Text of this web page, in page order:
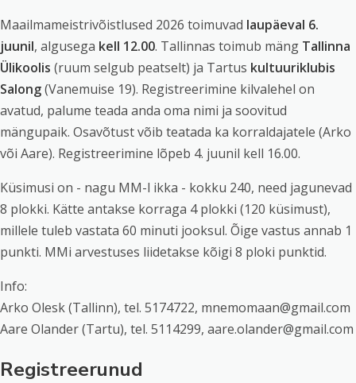
Maailmameistrivõistlused 2026 toimuvad laupäeval 6.
juunil, algusega kell 12.00. Tallinnas toimub mäng Tallinna
Ülikoolis (ruum selgub peatselt) ja Tartus kultuuriklubis
Salong(Vanemuise 19). Registreerimine kilvalehel on
avatud, palume teada anda oma nimi ja soovitud
mängupaik. Osavõtust võib teatada ka korraldajatele (Arko
või Aare). Registreerimine lõpeb 4. juunil kell 16.00.
Küsimusi on - nagu MM-l ikka - kokku 240, need jagunevad
8 plokki. Kätte antakse korraga 4 plokki (120 küsimust),
millele tuleb vastata 60 minuti jooksul. Õige vastus annab 1
punkti. MMi arvestuses liidetakse kõigi 8 ploki punktid.
Info:
Arko Olesk (Tallinn), tel. 5174722, mnemomaan@gmail.com
Aare Olander (Tartu), tel. 5114299, aare.olander@gmail.com
Registreerunud